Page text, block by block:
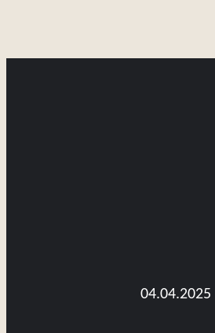
04.04.2025